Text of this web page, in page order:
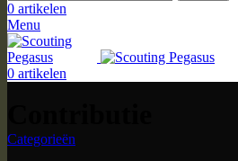
0 artikelen
Menu
0 artikelen
Categorieën